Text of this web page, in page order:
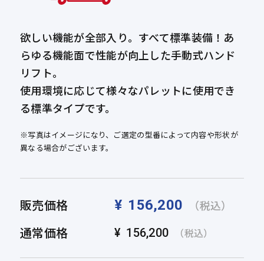
欲しい機能が全部入り。すべて標準装備！あ
らゆる機能面で性能が向上した手動式ハンド
リフト。
使用環境に応じて様々なパレットに使用でき
る標準タイプです。
※写真はイメージになり、ご選定の型番によって内容や形状が
異なる場合がございます。
販売価格 ¥ 156,200 （税込）
通常価格 ¥ 156,200 （税込）